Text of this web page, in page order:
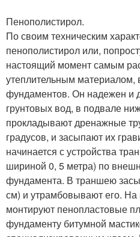
Пенополистирол.
По своим техническим
пенополистирол или,
настоящий момент самым
утеплительным материалом,
фундаментов. Он надежен и
грунтовых вод, в подвале
прокладывают дренажные
градусов, и засыпают их
начинается с устройства
шириной 0, 5 метра) по
фундамента. В траншею
см) и утрамбовывают его. На
монтируют пенопластовые
фундаменту битумной